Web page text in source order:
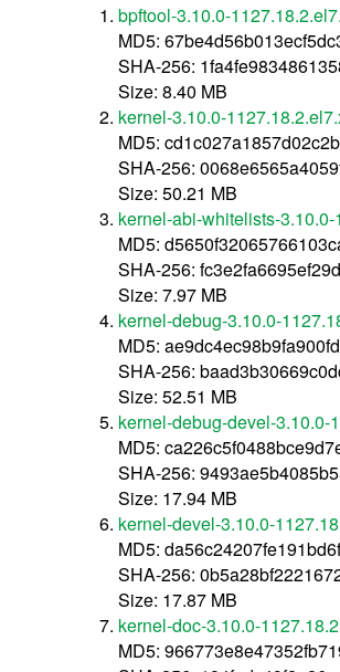
bpftool-3.10.0-
MD5:
SHA-256:
Size: 8.40 MB
kernel-3.10.0-
MD5:
SHA-256:
Size: 50.21 MB
kernel-abi-whitelists-
MD5:
SHA-256:
Size: 7.97 MB
kernel-debug-3.10.0-
MD5:
SHA-256:
Size: 52.51 MB
kernel-debug-devel-3.10.0-
MD5:
SHA-256:
Size: 17.94 MB
kernel-devel-3.10.0-
MD5:
SHA-256:
Size: 17.87 MB
kernel-doc-3.10.0-
MD5: